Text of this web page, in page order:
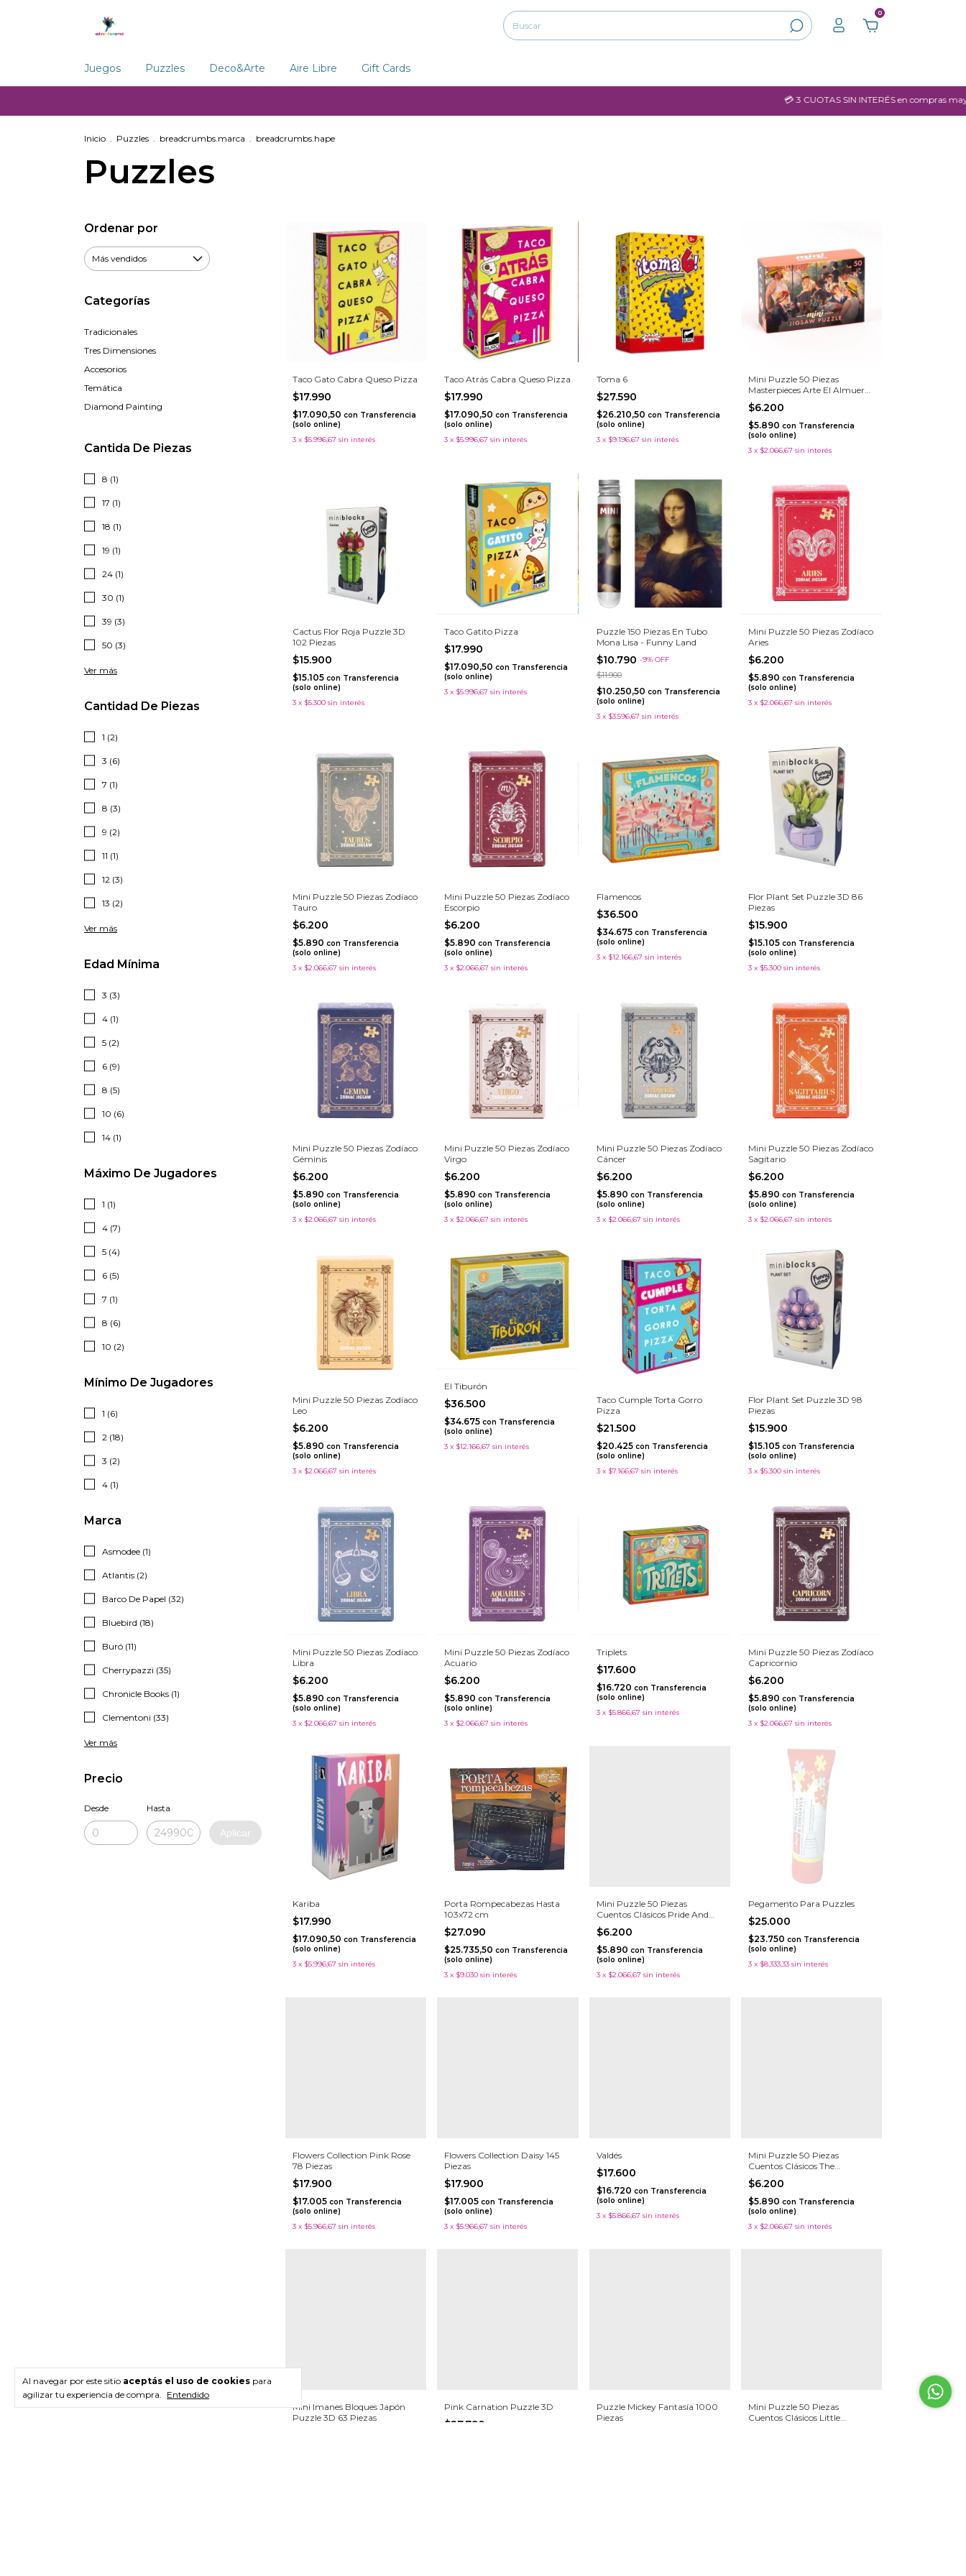
0
Juegos Puzzles Deco&Arte Aire Libre Gift Cards
💳 3 CUOTAS SIN INTERÉS en compras mayores a
Al navegar por este sitio aceptás el uso de cookies para
agilizar tu experiencia de compra. Entendido
Inicio . Puzzles . breadcrumbs.marca . breadcrumbs.hape
Puzzles
Ordenar por
Categorías
Tradicionales
Tres Dimensiones
Accesorios
Temática
Diamond Painting
Cantida De Piezas
8 (1)
17 (1)
18 (1)
19 (1)
24 (1)
30 (1)
39 (3)
50 (3)
Ver más
Cantidad De Piezas
1 (2)
3 (6)
7 (1)
8 (3)
9 (2)
11 (1)
12 (3)
13 (2)
Ver más
Edad Mínima
3 (3)
4 (1)
5 (2)
6 (9)
8 (5)
10 (6)
14 (1)
Máximo De Jugadores
1 (1)
4 (7)
5 (4)
6 (5)
7 (1)
8 (6)
10 (2)
Mínimo De Jugadores
1 (6)
2 (18)
3 (2)
4 (1)
Marca
Asmodee (1)
Atlantis (2)
Barco De Papel (32)
Bluebird (18)
Buró (11)
Cherrypazzi (35)
Chronicle Books (1)
Clementoni (33)
Ver más
Precio
Desde Hasta
Aplicar
Taco Gato Cabra Queso Pizza
$17.990
$17.090,50 con Transferencia
(solo online)
3 x $5.996,67 sin interés
Taco Atrás Cabra Queso Pizza
$17.990
$17.090,50con Transferencia
(solo online)
3 x $5.996,67 sin interés
Toma 6
$27.590
$26.210,50 con Transferencia
(solo online)
3 x $9.196,67 sin interés
Mini Puzzle 50 Piezas
Masterpieces Arte El Almuerzo
De Los Remeros
$6.200
$5.890 con Transferencia
(solo online)
3 x $2.066,67 sin interés
Cactus Flor Roja Puzzle 3D
102 Piezas
$15.900
$15.105 con Transferencia
(solo online)
3 x $5.300 sin interés
Taco Gatito Pizza
$17.990
$17.090,50con Transferencia
(solo online)
3 x $5.996,67 sin interés
Puzzle 150 Piezas En Tubo
Mona Lisa - Funny Land
$10.790 -9% OFF
$11.900
$10.250,50 con Transferencia
(solo online)
3 x $3.596,67 sin interés
Mini Puzzle 50 Piezas Zodíaco
Aries
$6.200
$5.890 con Transferencia
(solo online)
3 x $2.066,67 sin interés
Mini Puzzle 50 Piezas Zodíaco
Tauro
$6.200
$5.890 con Transferencia
(solo online)
3 x $2.066,67 sin interés
Mini Puzzle 50 Piezas Zodíaco
Escorpio
$6.200
$5.890con Transferencia
(solo online)
3 x $2.066,67 sin interés
Flamencos
$36.500
$34.675 con Transferencia
(solo online)
3 x $12.166,67 sin interés
Flor Plant Set Puzzle 3D 86
Piezas
$15.900
$15.105 con Transferencia
(solo online)
3 x $5.300 sin interés
Mini Puzzle 50 Piezas Zodíaco
Géminis
$6.200
$5.890 con Transferencia
(solo online)
3 x $2.066,67 sin interés
Mini Puzzle 50 Piezas Zodíaco
Virgo
$6.200
$5.890con Transferencia
(solo online)
3 x $2.066,67 sin interés
Mini Puzzle 50 Piezas Zodíaco
Cáncer
$6.200
$5.890 con Transferencia
(solo online)
3 x $2.066,67 sin interés
Mini Puzzle 50 Piezas Zodíaco
Sagitario
$6.200
$5.890 con Transferencia
(solo online)
3 x $2.066,67 sin interés
Mini Puzzle 50 Piezas Zodíaco
Leo
$6.200
$5.890 con Transferencia
(solo online)
3 x $2.066,67 sin interés
El Tiburón
$36.500
$34.675con Transferencia
(solo online)
3 x $12.166,67 sin interés
Taco Cumple Torta Gorro
Pizza
$21.500
$20.425 con Transferencia
(solo online)
3 x $7.166,67 sin interés
Flor Plant Set Puzzle 3D 98
Piezas
$15.900
$15.105 con Transferencia
(solo online)
3 x $5.300 sin interés
Mini Puzzle 50 Piezas Zodíaco
Libra
$6.200
$5.890 con Transferencia
(solo online)
3 x $2.066,67 sin interés
Mini Puzzle 50 Piezas Zodíaco
Acuario
$6.200
$5.890con Transferencia
(solo online)
3 x $2.066,67 sin interés
Triplets
$17.600
$16.720 con Transferencia
(solo online)
3 x $5.866,67 sin interés
Mini Puzzle 50 Piezas Zodíaco
Capricornio
$6.200
$5.890 con Transferencia
(solo online)
3 x $2.066,67 sin interés
Kariba
$17.990
$17.090,50 con Transferencia
(solo online)
3 x $5.996,67 sin interés
Porta Rompecabezas Hasta
103x72 cm
$27.090
$25.735,50con Transferencia
(solo online)
3 x $9.030 sin interés
Mini Puzzle 50 Piezas
Cuentos Clásicos Pride And
Prejudice
$6.200
$5.890 con Transferencia
(solo online)
3 x $2.066,67 sin interés
Pegamento Para Puzzles
$25.000
$23.750 con Transferencia
(solo online)
3 x $8.333,33 sin interés
Flowers Collection Pink Rose
78 Piezas
$17.900
$17.005 con Transferencia
(solo online)
3 x $5.966,67 sin interés
Flowers Collection Daisy 145
Piezas
$17.900
$17.005con Transferencia
(solo online)
3 x $5.966,67 sin interés
Valdés
$17.600
$16.720 con Transferencia
(solo online)
3 x $5.866,67 sin interés
Mini Puzzle 50 Piezas
Cuentos Clásicos The
Wonderful Wizard Of Oz
$6.200
$5.890 con Transferencia
(solo online)
3 x $2.066,67 sin interés
Mini Imanes Bloques Japón
Puzzle 3D 63 Piezas
Pink Carnation Puzzle 3D
$27.790
Puzzle Mickey Fantasía 1000
Piezas
Mini Puzzle 50 Piezas
Cuentos Clásicos Little